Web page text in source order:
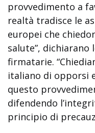
provvedimento a
realtà tradisce le
europei che
salute”, dichiarano
firmatarie.
italiano di opporsi
questo
difendendo
principio di